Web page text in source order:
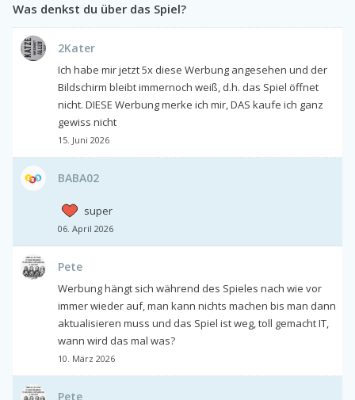
Was denkst du über das Spiel?
2Kater
Ich habe mir jetzt 5x diese Werbung angesehen und der
Bildschirm bleibt immernoch weiß, d.h. das Spiel öffnet
nicht. DIESE Werbung merke ich mir, DAS kaufe ich ganz
gewiss nicht
15. Juni 2026
BABA02
super
06. April 2026
Pete
Werbung hängt sich während des Spieles nach wie vor
immer wieder auf, man kann nichts machen bis man dann
aktualisieren muss und das Spiel ist weg, toll gemacht IT,
wann wird das mal was?
10. März 2026
Pete